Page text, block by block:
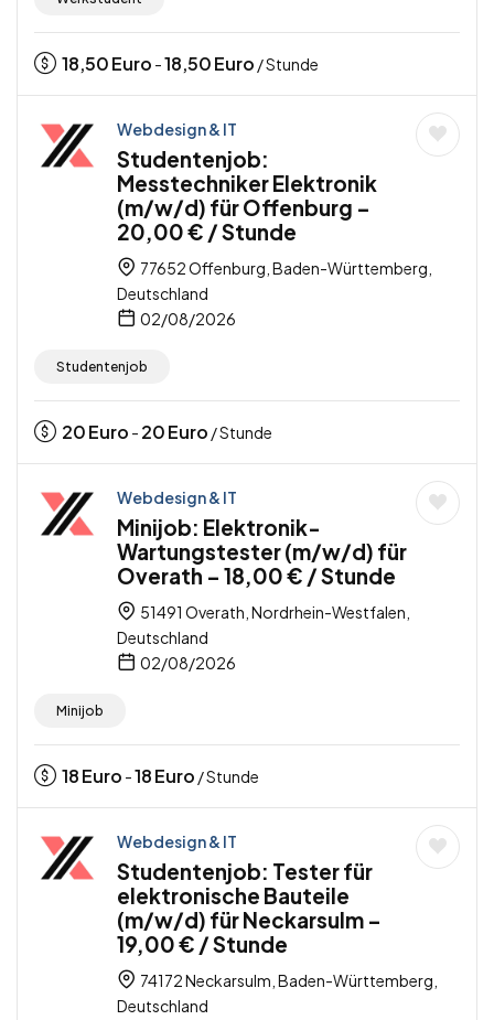
18,50Euro -18,50Euro / Stunde
Webdesign & IT
Studentenjob:
Messtechniker Elektronik
(m/w/d) für Offenburg –
20,00 € / Stunde
77652 Offenburg, Baden-Württemberg,
Deutschland
02/08/2026
Studentenjob
20Euro - 20Euro / Stunde
Webdesign & IT
Minijob: Elektronik-
Wartungstester (m/w/d) für
Overath – 18,00 € / Stunde
51491 Overath, Nordrhein-Westfalen,
Deutschland
02/08/2026
Minijob
18Euro -18Euro / Stunde
Webdesign & IT
Studentenjob: Tester für
elektronische Bauteile
(m/w/d) für Neckarsulm –
19,00 € / Stunde
74172 Neckarsulm, Baden-Württemberg,
Deutschland